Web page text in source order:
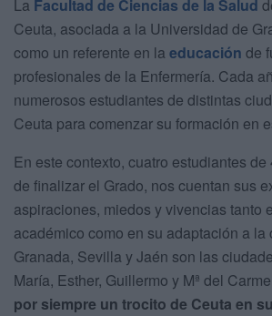
La Facultad de Ciencias de la Salud
Ceuta, asociada a la Universidad de
como un referente en la educación de
profesionales de la Enfermería. Cada
numerosos estudiantes de distintas
Ceuta para comenzar su formación en
En este contexto, cuatro estudiantes de
de finalizar el Grado, nos cuentan sus
aspiraciones, miedos y vivencias tanto
académico como en su adaptación a la
Granada, Sevilla y Jaén son las
María, Esther, Guillermo y Mª del
por siempre un trocito de Ceuta en